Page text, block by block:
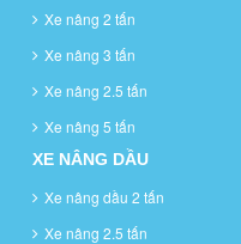
Xe nâng 2 tấn
Xe nâng 3 tấn
Xe nâng 2.5 tấn
Xe nâng 5 tấn
XE NÂNG DẦU
Xe nâng dầu 2 tấn
Xe nâng 2.5 tấn